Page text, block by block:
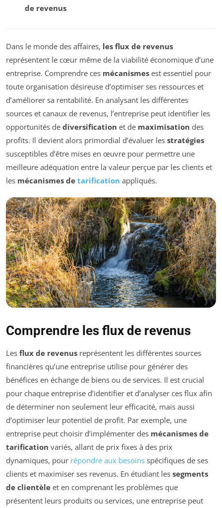
de revenus
Dans le monde des affaires, les flux de revenus
représentent le cœur même de la viabilité économique d’une
entreprise. Comprendre ces mécanismes est essentiel pour
toute organisation désireuse d’optimiser ses ressources et
d’améliorer sa rentabilité. En analysant les différentes
sources et canaux de revenus, l’entreprise peut identifier les
opportunités de diversification et de maximisation des
profits. Il devient alors primordial d’évaluer les stratégies
susceptibles d’être mises en œuvre pour permettre une
meilleure adéquation entre la valeur perçue par les clients et
les mécanismes de tarification appliqués.
Comprendre les flux de revenus
Les flux de revenus représentent les différentes sources
financières qu’une entreprise utilise pour générer des
bénéfices en échange de biens ou de services. Il est crucial
pour chaque entreprise d’identifier et d’analyser ces flux afin
de déterminer non seulement leur efficacité, mais aussi
d’optimiser leur potentiel de profit. Par exemple, une
entreprise peut choisir d’implémenter des mécanismes de
tarification variés, allant de prix fixes à des prix
dynamiques, pour répondre aux besoins spécifiques de ses
clients et maximiser ses revenus. En étudiant les segments
de clientèle et en comprenant les problèmes que
présentent leurs produits ou services, une entreprise peut